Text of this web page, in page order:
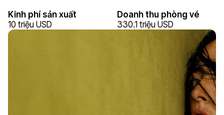
Kinh phí sản xuất
10 triệu USD
Doanh thu phòng vé
330.1 triệu USD